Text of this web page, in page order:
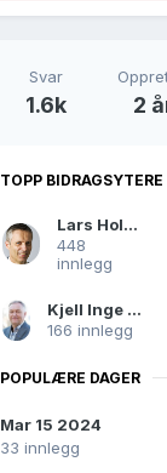
Svar
1.6k 2
TOPP
Lars Holden
448
innlegg
Kjell Inge Tomren
166 innlegg
POPULÆRE DAGER
Mar 15 2024
33 innlegg